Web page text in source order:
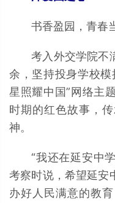
书香盈园，青春当
考入外交学院不满
余，坚持投身学校
星照耀中国”网络主
时期的红色故事，
神。
“我还在延安中学
考察时说，希望延安
办好人民满意的教